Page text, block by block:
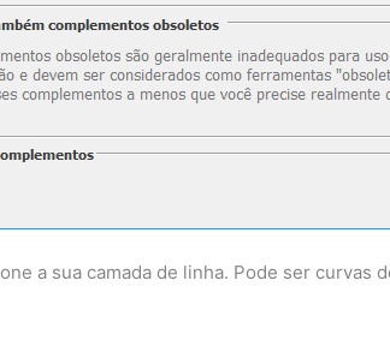
a sua camada de linha. Pode ser curvas